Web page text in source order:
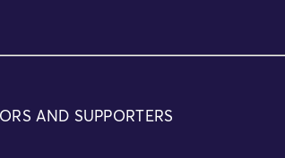
AND SUPPORTERS